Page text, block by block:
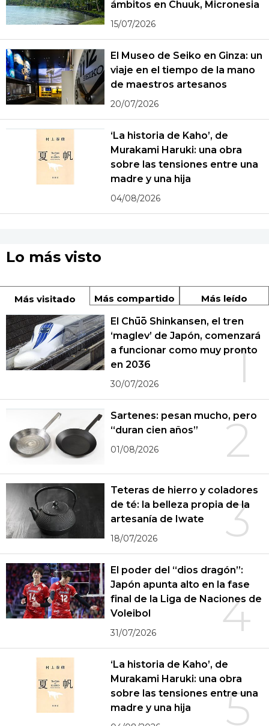
ámbitos en Chuuk, Micronesia
15/07/2026
El Museo de Seiko en Ginza: un
viaje en el tiempo de la mano
de maestros artesanos
20/07/2026
‘La historia de Kaho’, de
Murakami Haruki: una obra
sobre las tensiones entre una
madre y una hija
04/08/2026
Lo más visto
Más visitado Más compartido Más leído
1
El Chūō Shinkansen, el tren
‘maglev’ de Japón, comenzará
a funcionar como muy pronto
en 2036
30/07/2026
2
Sartenes: pesan mucho, pero
“duran cien años”
01/08/2026
3
Teteras de hierro y coladores
de té: la belleza propia de la
artesanía de Iwate
18/07/2026
4
El poder del “dios dragón”:
Japón apunta alto en la fase
final de la Liga de Naciones de
Voleibol
31/07/2026
5
‘La historia de Kaho’, de
Murakami Haruki: una obra
sobre las tensiones entre una
madre y una hija